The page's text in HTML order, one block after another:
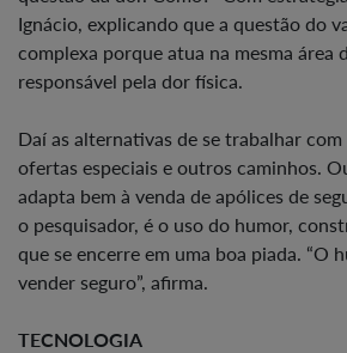
Ignácio, explicando que a questão do
complexa porque atua na mesma área
responsável pela dor física.
Daí as alternativas de se trabalhar com
ofertas especiais e outros caminhos.
adapta bem à venda de apólices de
o pesquisador, é o uso do humor,
que se encerre em uma boa piada. “O
vender seguro”, afirma.
TECNOLOGIA